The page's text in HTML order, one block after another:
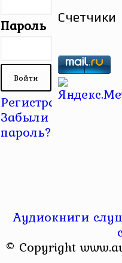
Пароль
Регистрация |
Забыли
пароль?
Счетчики
Аудиокниги
© Copyright